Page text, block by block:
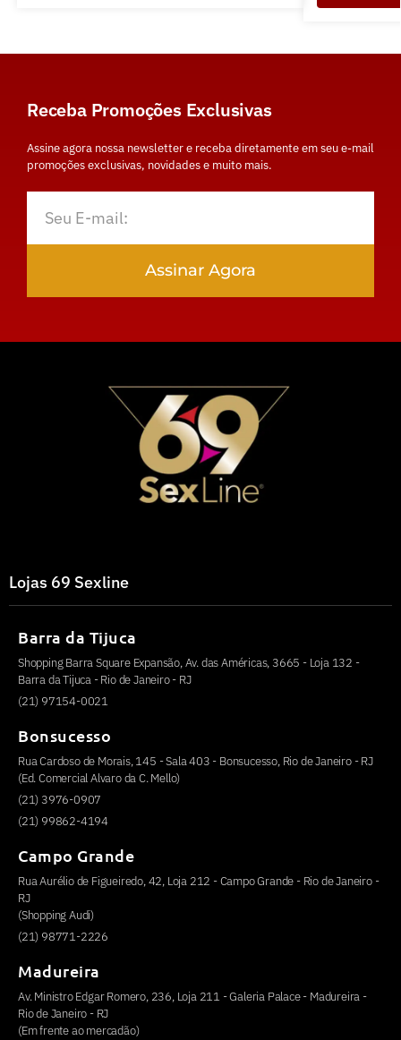
Receba Promoções Exclusivas
Assine agora nossa newsletter e receba diretamente em seu e-mail
promoções exclusivas, novidades e muito mais.
Assinar Agora
Lojas 69 Sexline
Barra da Tijuca
Shopping Barra Square Expansão, Av. das Américas, 3665 - Loja 132 -
Barra da Tijuca - Rio de Janeiro - RJ
(21) 97154-0021
Bonsucesso
Rua Cardoso de Morais, 145 - Sala 403 - Bonsucesso, Rio de Janeiro - RJ
(Ed. Comercial Alvaro da C. Mello)
(21) 3976-0907
(21) 99862-4194
Campo Grande
Rua Aurélio de Figueiredo, 42, Loja 212 - Campo Grande - Rio de Janeiro -
RJ
(Shopping Audi)
(21) 98771-2226
Madureira
Av. Ministro Edgar Romero, 236, Loja 211 - Galeria Palace - Madureira -
Rio de Janeiro - RJ
(Em frente ao mercadão)